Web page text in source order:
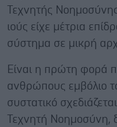
Τεχνητής
ιούς είχε μέτρια
σύστημα σε μικρή
Είναι η πρώτη φορά
ανθρώπους εμβόλιο
συστατικό
Τεχνητή Νοημοσύνη,